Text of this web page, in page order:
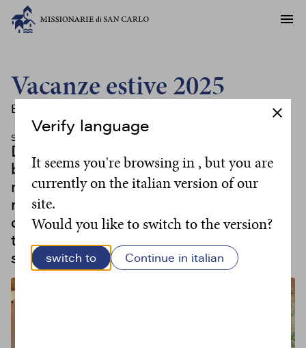
Vacanze estive 2025
Eventi
SORAGA LUGLIO 2025
Dopo la partecipazione alle vacanze
biennali della Fraternità san Carlo, le
missionarie radunate da tutto il
mondo hanno trascorso ancora
qualche giorno insieme in Trentino
tra gite, incontri, assemblee e una
serata di canti e festa.
Verify language
It seems you're browsing in , but you are
currently on the italian version of our
site.
Would you like to switch to the version?
switch to Continue in italian